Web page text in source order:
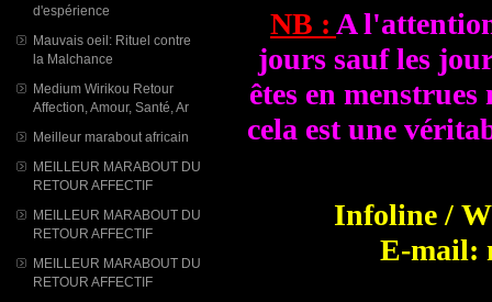
d'espérience
Mauvais oeil: Rituel contre
la Malchance
Medium Wirikou Retour
Affection, Amour, Santé, Ar
Meilleur marabout africain
MEILLEUR MARABOUT DU
RETOUR AFFECTIF
MEILLEUR MARABOUT DU
RETOUR AFFECTIF
MEILLEUR MARABOUT DU
RETOUR AFFECTIF
NB : A
jours sauf les
êtes en
cela est une
Infoline /
E-mail: